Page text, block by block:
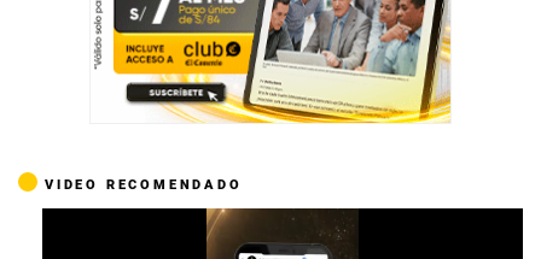
VIDEO RECOMENDADO